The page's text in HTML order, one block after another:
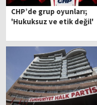
CHP’de grup oyunları;
'Hukuksuz ve etik değil'